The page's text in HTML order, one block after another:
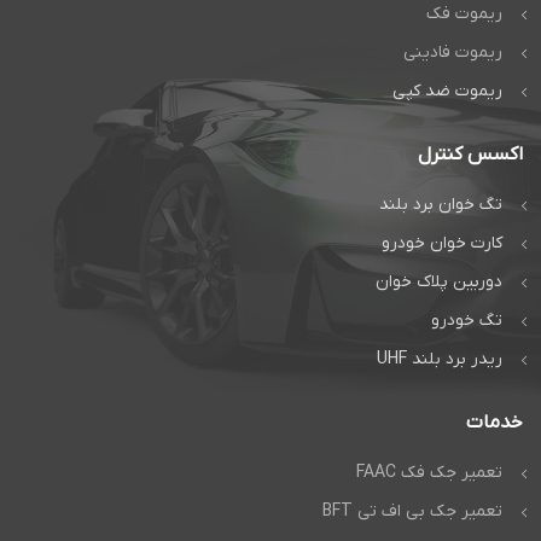
ریموت فک
ریموت فادینی
ریموت ضد کپی
اکسس کنترل
تگ خوان برد بلند
کارت خوان خودرو
دوربین پلاک خوان
تگ خودرو
ریدر برد بلند UHF
خدمات
تعمیر جک فک FAAC
تعمیر جک بی اف تی BFT